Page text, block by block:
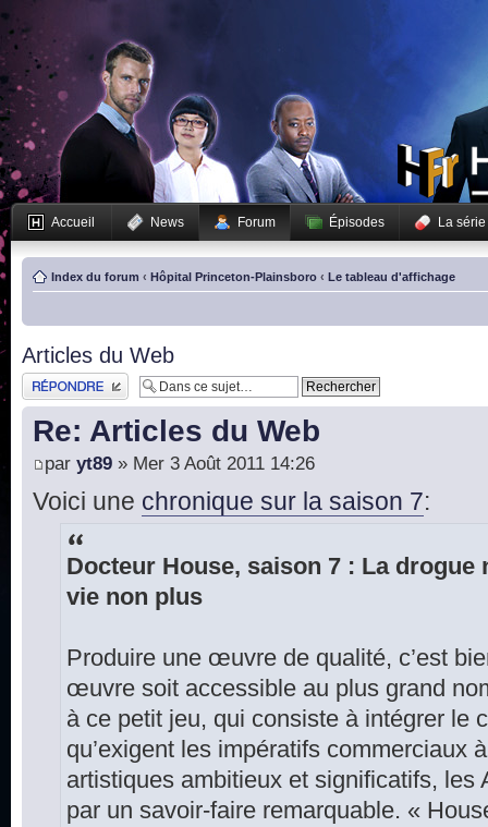
Accueil News Forum Épisodes La série
Index du forum ‹ Hôpital Princeton-Plainsboro ‹ Le tableau d'affichage
Articles du Web
Publier une réponse
Re: Articles du Web
par yt89 » Mer 3 Août 2011 14:26
Voici une chronique sur la saison 7:
Docteur House, saison 7 : La drogue
vie non plus
Produire une œuvre de qualité, c’est
œuvre soit accessible au plus grand
à ce petit jeu, qui consiste à intégrer le
qu’exigent les impératifs commerciaux
artistiques ambitieux et significatifs, les
par un savoir-faire remarquable. «